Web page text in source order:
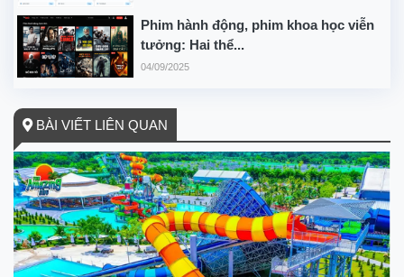
Phim hành động, phim khoa học viễn
tưởng: Hai thể...
04/09/2025
BÀI VIẾT LIÊN QUAN